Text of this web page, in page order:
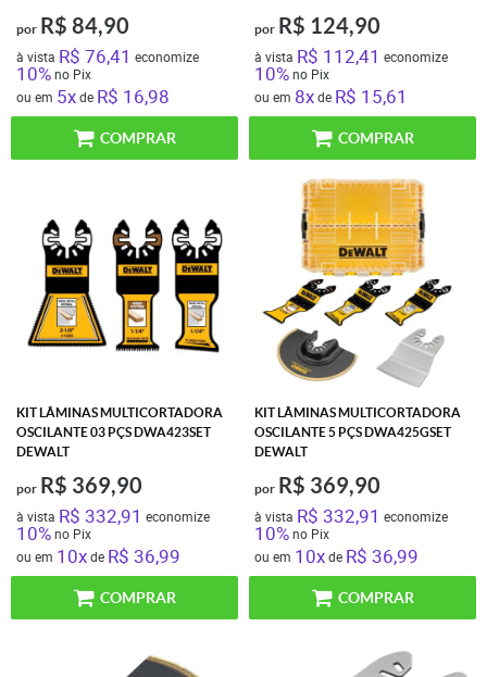
por R$ 84,90
à vista R$ 76,41 economize
10%no Pix
ou em 5xde R$ 16,98
COMPRAR
por R$ 124,90
à vista R$ 112,41 economize
10%no Pix
ou em 8xde R$ 15,61
COMPRAR
KIT LÂMINAS MULTICORTADORA
OSCILANTE 03 PÇS DWA423SET
DEWALT
por R$ 369,90
à vista R$ 332,91 economize
10%no Pix
ou em 10xde R$ 36,99
COMPRAR
KIT LÂMINAS MULTICORTADORA
OSCILANTE 5 PÇS DWA425GSET
DEWALT
por R$ 369,90
à vista R$ 332,91 economize
10%no Pix
ou em 10xde R$ 36,99
COMPRAR